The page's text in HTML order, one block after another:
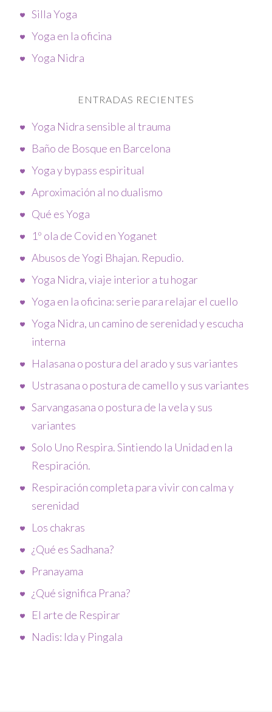
Silla Yoga
Yoga en la oficina
Yoga Nidra
ENTRADAS RECIENTES
Yoga Nidra sensible al trauma
Baño de Bosque en Barcelona
Yoga y bypass espiritual
Aproximación al no dualismo
Qué es Yoga
1º ola de Covid en Yoganet
Abusos de Yogi Bhajan. Repudio.
Yoga Nidra, viaje interior a tu hogar
Yoga en la oficina: serie para relajar el cuello
Yoga Nidra, un camino de serenidad y escucha
interna
Halasana o postura del arado y sus variantes
Ustrasana o postura de camello y sus variantes
Sarvangasana o postura de la vela y sus
variantes
Solo Uno Respira. Sintiendo la Unidad en la
Respiración.
Respiración completa para vivir con calma y
serenidad
Los chakras
¿Qué es Sadhana?
Pranayama
¿Qué significa Prana?
El arte de Respirar
Nadis: Ida y Pingala